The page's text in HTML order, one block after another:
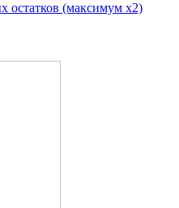
остатков (максимум х2)